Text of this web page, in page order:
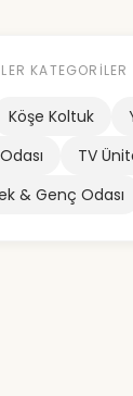
KATEGORILER
Köşe Koltuk
TV
& Genç Odası